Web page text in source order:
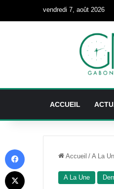
vendredi 7, août 2026
ACCUEIL
Accueil / A La
A La Une